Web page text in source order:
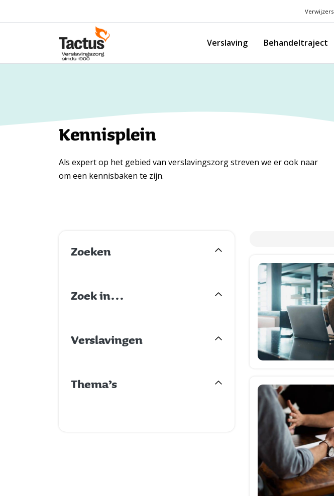
Verwijzers
Tactus Verslavingszorg
Verslaving Behandeltraject
Kennisplein
Als expert op het gebied van verslavingszorg streven we er ook naar
om een kennisbaken te zijn.
Zoeken
Zoek in…
Verslavingen
Thema’s